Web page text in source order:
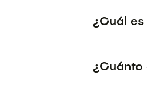
¿Cuál
¿Cuánto